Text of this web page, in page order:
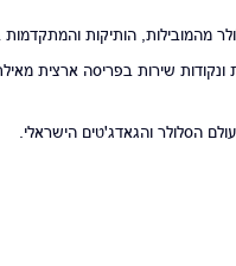
מונים 15 חנויות ונקודות שירות בפריסה
הסלולר והגאדג'טים הישראלי.